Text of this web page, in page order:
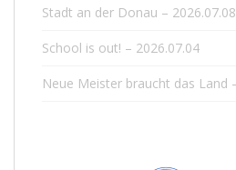
Stadt an der Donau – 2026.07.08
School is out! – 2026.07.04
Neue Meister braucht das Land